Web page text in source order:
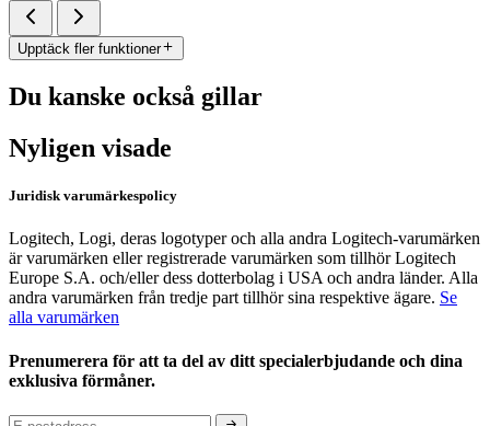
Upptäck fler funktioner
Du kanske också gillar
Nyligen visade
Juridisk varumärkespolicy
Logitech, Logi, deras logotyper och alla andra Logitech-varumärken
är varumärken eller registrerade varumärken som tillhör Logitech
Europe S.A. och/eller dess dotterbolag i USA och andra länder. Alla
andra varumärken från tredje part tillhör sina respektive ägare. Se
alla varumärken
Prenumerera för att ta del av ditt specialerbjudande och dina
exklusiva förmåner.